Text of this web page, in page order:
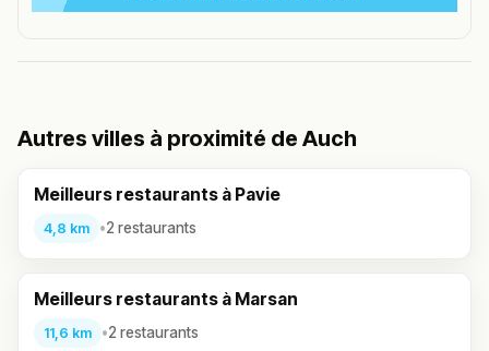
Autres villes à proximité de Auch
Meilleurs restaurants à Pavie
4,8 km •2 restaurants
Meilleurs restaurants à Marsan
11,6 km •2 restaurants